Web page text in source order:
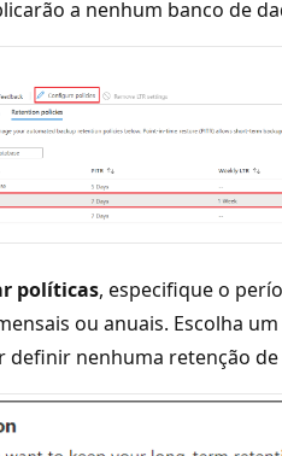
a nenhum banco de
políticas, especifique o
ou anuais. Escolha
definir nenhuma retenção